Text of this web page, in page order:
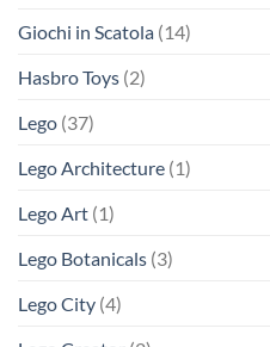
Giochi in Scatola (14)
Hasbro Toys (2)
Lego (37)
Lego Architecture (1)
Lego Art (1)
Lego Botanicals (3)
Lego City (4)